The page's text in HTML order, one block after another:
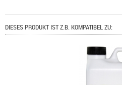
DIESES PRODUKT IST Z.B. KOMPATIBEL ZU: